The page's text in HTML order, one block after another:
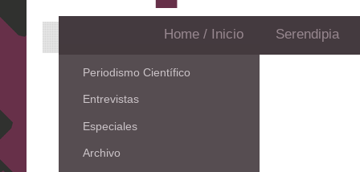
Home / Inicio Serendipia
Periodismo Científico
Entrevistas
Especiales
Archivo